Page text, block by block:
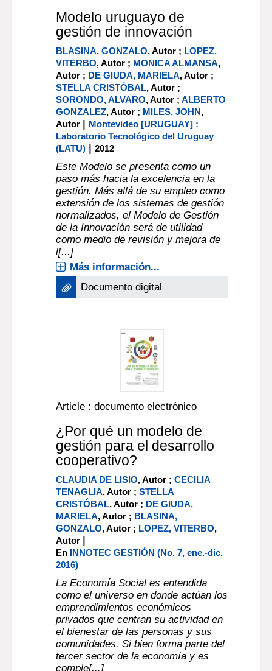
Modelo uruguayo de
gestión de innovación
BLASINA, GONZALO, Autor ; LOPEZ,
VITERBO, Autor ; MONICA ALMANSA,
Autor ; DE GIUDA, MARIELA, Autor ;
STELLA CRISTÓBAL, Autor ;
SORONDO, ALVARO, Autor ;ALBERTO
GONZALEZ, Autor ; MILES, JOHN,
Autor | Montevideo [URUGUAY] :
Laboratorio Tecnológico del Uruguay
(LATU) |2012
Este Modelo se presenta como un
paso más hacia la excelencia en la
gestión. Más allá de su empleo como
extensión de los sistemas de gestión
normalizados, el Modelo de Gestión
de la Innovación será de utilidad
como medio de revisión y mejora de
l[...]
Más información...
Documento digital
Article : documento electrónico
¿Por qué un modelo de
gestión para el desarrollo
cooperativo?
CLAUDIA DE LISIO, Autor ;CECILIA
TENAGLIA, Autor ;STELLA
CRISTÓBAL, Autor ; DE GIUDA,
MARIELA, Autor ; BLASINA,
GONZALO, Autor ; LOPEZ, VITERBO,
Autor |
En INNOTEC GESTIÓN (No. 7, ene.-dic.
2016)
La Economía Social es entendida
como el universo en donde actúan los
emprendimientos económicos
privados que centran su actividad en
el bienestar de las personas y sus
comunidades. Si bien forma parte del
tercer sector de la economía y es
comple[...]